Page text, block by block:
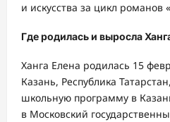
и искусства за цикл романов
Где родилась и выросла
Ханга Елена родилась 15
Казань, Республика
школьную программу в
в Московский